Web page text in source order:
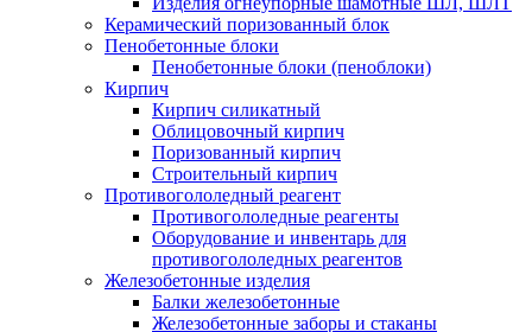
Керамический поризованный блок
Пенобетонные блоки
Пенобетонные блоки (пеноблоки)
Кирпич
Кирпич силикатный
Облицовочный кирпич
Поризованный кирпич
Строительный кирпич
Противогололедный реагент
Противогололедные реагенты
Оборудование и инвентарь для
противогололедных реагентов
Железобетонные изделия
Балки железобетонные
Железобетонные заборы и стаканы